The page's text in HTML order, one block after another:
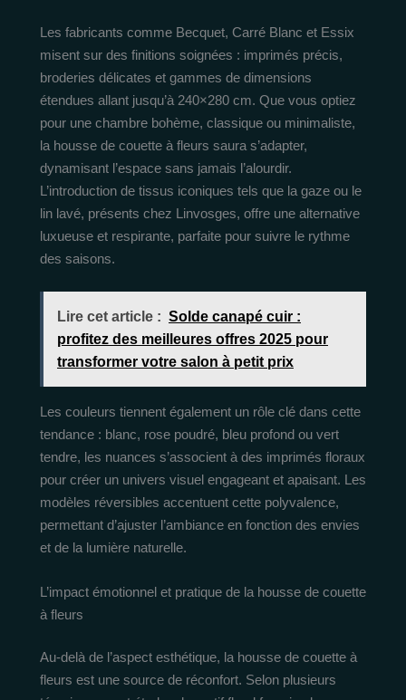
Les fabricants comme Becquet, Carré Blanc et Essix
misent sur des finitions soignées : imprimés précis,
broderies délicates et gammes de dimensions
étendues allant jusqu’à 240×280 cm. Que vous optiez
pour une chambre bohème, classique ou minimaliste,
la housse de couette à fleurs saura s’adapter,
dynamisant l’espace sans jamais l’alourdir.
L’introduction de tissus iconiques tels que la gaze ou le
lin lavé, présents chez Linvosges, offre une alternative
luxueuse et respirante, parfaite pour suivre le rythme
des saisons.
Lire cet article : Solde canapé cuir :
profitez des meilleures offres 2025 pour
transformer votre salon à petit prix
Les couleurs tiennent également un rôle clé dans cette
tendance : blanc, rose poudré, bleu profond ou vert
tendre, les nuances s’associent à des imprimés floraux
pour créer un univers visuel engageant et apaisant. Les
modèles réversibles accentuent cette polyvalence,
permettant d’ajuster l’ambiance en fonction des envies
et de la lumière naturelle.
L’impact émotionnel et pratique de la housse de couette
à fleurs
Au-delà de l’aspect esthétique, la housse de couette à
fleurs est une source de réconfort. Selon plusieurs